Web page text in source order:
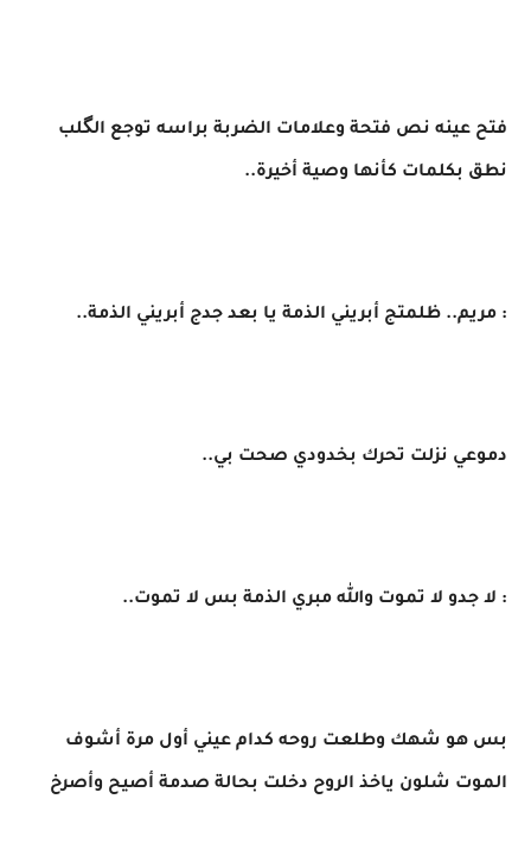
​فتح عينه نص فتحة وعلامات الضربة براسه توجع الگلب
نطق بكلمات كأنها وصية أخيرة..
​: مريم.. ظلمتج أبريني الذمة يا بعد جدج أبريني الذمة..
​دموعي نزلت تحرك بخدودي صحت بي..
​: لا جدو لا تموت والله مبري الذمة بس لا تموت..
بس هو شهك وطلعت روحه كدام عيني أول مرة أشوف
الموت شلون ياخذ الروح دخلت بحالة صدمة أصيح وأصرخ